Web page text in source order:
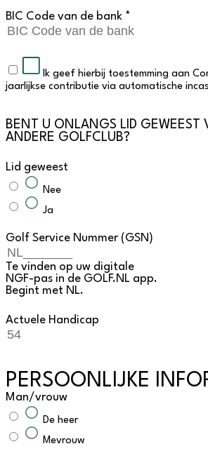
BIC Code van de bank *
Ik geef hierbij toestemming aan
jaarlijkse contributie via automatische
BENT U ONLANGS LID GEWEEST
ANDERE GOLFCLUB?
Lid geweest
Nee
Ja
Golf Service Nummer (GSN)
Te vinden op uw digitale
NGF-pas in de GOLF.NL app.
Begint met NL.
Actuele Handicap
PERSOONLIJKE
Man/vrouw
De heer
Mevrouw